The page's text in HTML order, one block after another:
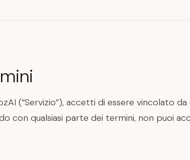
(“Servizio”), accetti di essere vincolato da
con qualsiasi parte dei termini, non puoi